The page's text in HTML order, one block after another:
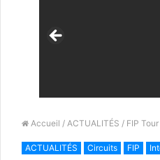
Accueil / ACTUALITÉS / FIP
ACTUALITÉS Circuits FIP